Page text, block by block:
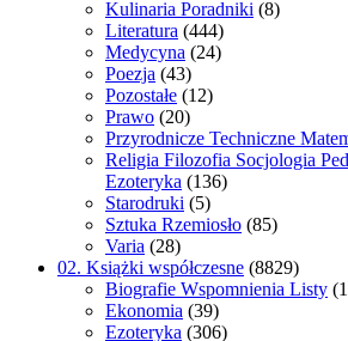
Kulinaria Poradniki (8)
Literatura (444)
Medycyna (24)
Poezja (43)
Pozostałe (12)
Prawo (20)
Przyrodnicze Techniczne
Religia Filozofia Socjologia
Ezoteryka (136)
Starodruki (5)
Sztuka Rzemiosło (85)
Varia (28)
02. Książki współczesne (8829)
Biografie Wspomnienia Listy
Ekonomia (39)
Ezoteryka (306)